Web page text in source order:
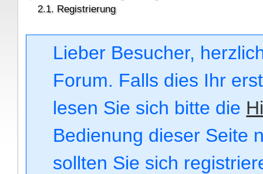
2.1. Registrierung
Lieber Besucher,
Forum. Falls dies Ihr
lesen Sie sich bitte die
Bedienung dieser Seite
sollten Sie sich